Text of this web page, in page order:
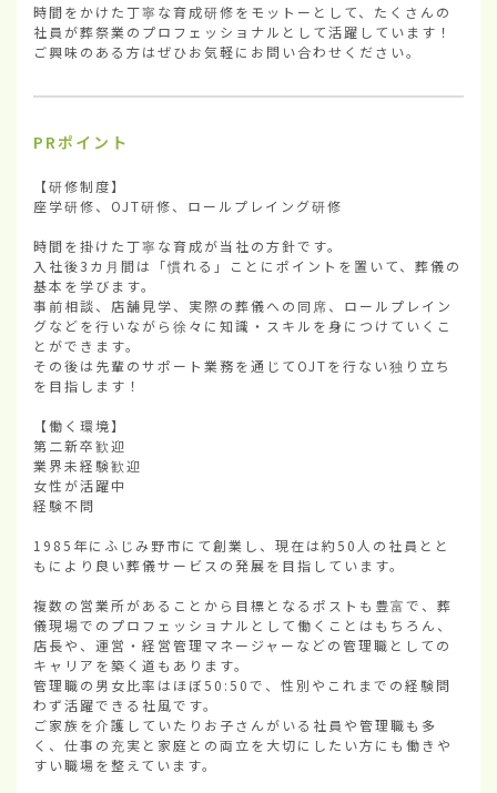
時間をかけた丁寧な育成研修をモットーとして、たくさんの
社員が葬祭業のプロフェッショナルとして活躍しています！
ご興味のある方はぜひお気軽にお問い合わせください。
PRポイント
【研修制度】
座学研修、OJT研修、ロールプレイング研修
時間を掛けた丁寧な育成が当社の方針です。
入社後3カ月間は「慣れる」ことにポイントを置いて、葬儀の
基本を学びます。
事前相談、店舗見学、実際の葬儀への同席、ロールプレイン
グなどを行いながら徐々に知識・スキルを身につけていくこ
とができます。
その後は先輩のサポート業務を通じてOJTを行ない独り立ち
を目指します！
【働く環境】
第二新卒歓迎
業界未経験歓迎
女性が活躍中
経験不問
1985年にふじみ野市にて創業し、現在は約50人の社員とと
もにより良い葬儀サービスの発展を目指しています。
複数の営業所があることから目標となるポストも豊富で、葬
儀現場でのプロフェッショナルとして働くことはもちろん、
店長や、運営・経営管理マネージャーなどの管理職としての
キャリアを築く道もあります。
管理職の男女比率はほぼ50:50で、性別やこれまでの経験問
わず活躍できる社風です。
ご家族を介護していたりお子さんがいる社員や管理職も多
く、仕事の充実と家庭との両立を大切にしたい方にも働きや
すい職場を整えています。